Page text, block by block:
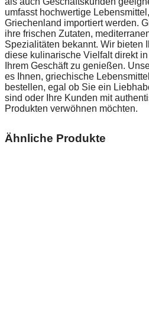
umfasst hochwertige
Griechenland importiert werden.
ihre frischen Zutaten,
Spezialitäten bekannt. Wir bieten
diese kulinarische Vielfalt direkt
Ihrem Geschäft zu genießen.
es Ihnen, griechische
bestellen, egal ob Sie ein
sind oder Ihre Kunden mit
Produkten verwöhnen möchten.
Ähnliche Produkte